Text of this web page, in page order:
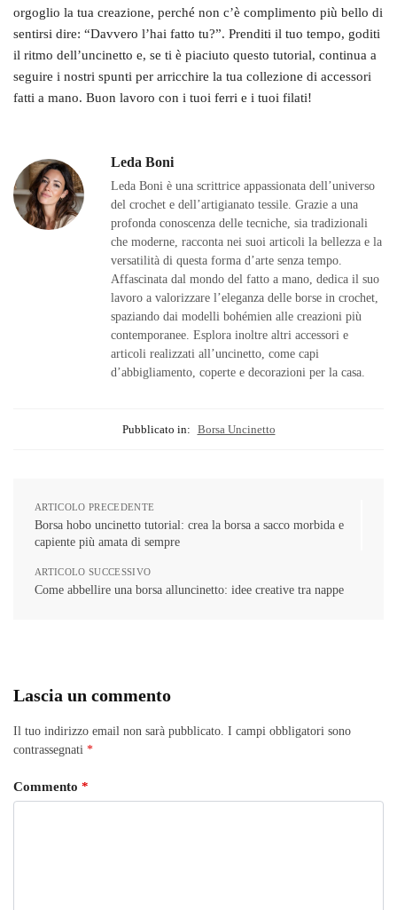
orgoglio la tua creazione, perché non c’è complimento più bello di
sentirsi dire: “Davvero l’hai fatto tu?”. Prenditi il tuo tempo, goditi
il ritmo dell’uncinetto e, se ti è piaciuto questo tutorial, continua a
seguire i nostri spunti per arricchire la tua collezione di accessori
fatti a mano. Buon lavoro con i tuoi ferri e i tuoi filati!
Leda Boni
Leda Boni è una scrittrice appassionata dell’universo
del crochet e dell’artigianato tessile. Grazie a una
profonda conoscenza delle tecniche, sia tradizionali
che moderne, racconta nei suoi articoli la bellezza e la
versatilità di questa forma d’arte senza tempo.
Affascinata dal mondo del fatto a mano, dedica il suo
lavoro a valorizzare l’eleganza delle borse in crochet,
spaziando dai modelli bohémien alle creazioni più
contemporanee. Esplora inoltre altri accessori e
articoli realizzati all’uncinetto, come capi
d’abbigliamento, coperte e decorazioni per la casa.
Pubblicato in: Borsa Uncinetto
ARTICOLO PRECEDENTE
Borsa hobo uncinetto tutorial: crea la borsa a sacco morbida e
capiente più amata di sempre
ARTICOLO SUCCESSIVO
Come abbellire una borsa alluncinetto: idee creative tra nappe
Lascia un commento
Il tuo indirizzo email non sarà pubblicato. I campi obbligatori sono
contrassegnati *
Commento *